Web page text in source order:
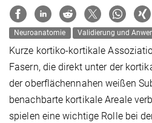
Neuroanatomie Validierung und
Kurze kortiko-kortikale
Fasern, die direkt unter der
der oberflächennahen weißen
benachbarte kortikale Areale
spielen eine wichtige Rolle bei